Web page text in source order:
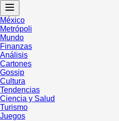
México
Metrópoli
Mundo
Finanzas
Análisis
Cartones
Gossip
Cultura
Tendencias
Ciencia y Salud
Turismo
Juegos